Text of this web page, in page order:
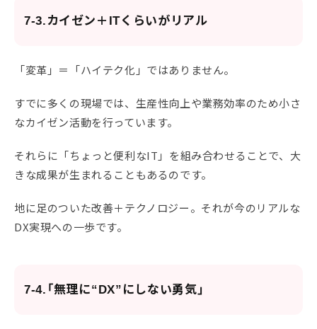
7-3.カイゼン＋ITくらいがリアル
「変革」＝「ハイテク化」ではありません。
すでに多くの現場では、生産性向上や業務効率のため小さ
なカイゼン活動を行っています。
それらに「ちょっと便利なIT」を組み合わせることで、大
きな成果が生まれることもあるのです。
地に足のついた改善＋テクノロジー。それが今のリアルな
DX実現への一歩です。
7-4.「無理に“DX”にしない勇気」